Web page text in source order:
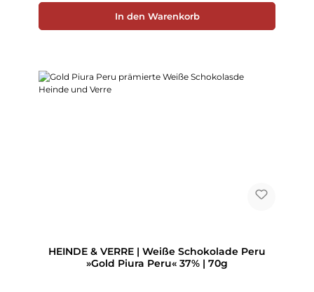
In den Warenkorb
HEINDE & VERRE | Weiße Schokolade Peru
»Gold Piura Peru« 37% | 70g